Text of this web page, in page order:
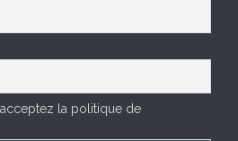
la politique de